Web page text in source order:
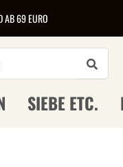
AB 69 EURO
SIEBE ETC.